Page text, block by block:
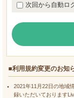
次回から自動ロ
■利用規約変更のお知
2021年11月22日の地域
録いただいております